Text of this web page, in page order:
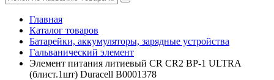
Главная
Каталог товаров
Батарейки, аккумуляторы, зарядные устройства
Гальванический элемент
Элемент питания литиевый CR CR2 BP-1 ULTRA
(блист.1шт) Duracell B0001378